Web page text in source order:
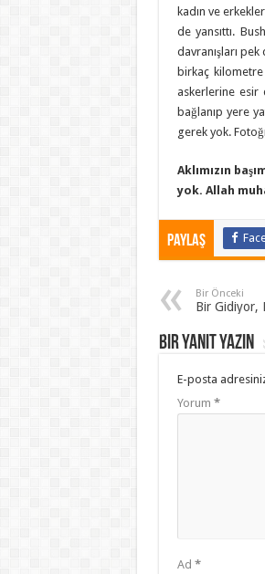
kadın ve
de yansıttı.
davranışları
birkaç
askerlerine esir
bağlanıp yere
gerek yok.
Aklımızın
yok. Allah
Paylaş
Bir Önceki
Bir Gidiyor,
Bir yanıt yazın
E-posta
Yorum *
Ad *